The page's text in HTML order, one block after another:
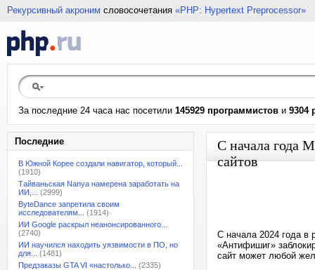
Рекурсивный акроним словосочетания «PHP: Hypertext Preprocessor»
За последние 24 часа нас посетили 145929 программистов и 9304
Последние
В Южной Корее создали навигатор, который...
(1910)
Тайваньская Nanya намерена заработать на
ИИ,...
(2999)
ByteDance запретила своим
исследователям...
(1914)
ИИ Google раскрыл неанонсированного...
(2740)
ИИ научился находить уязвимости в ПО, но
для...
(1481)
Предзаказы GTA VI «настолько...
(2335)
С начала года
сайтов
С начала 2024 года в
«Антифишиг»
сайт может любой